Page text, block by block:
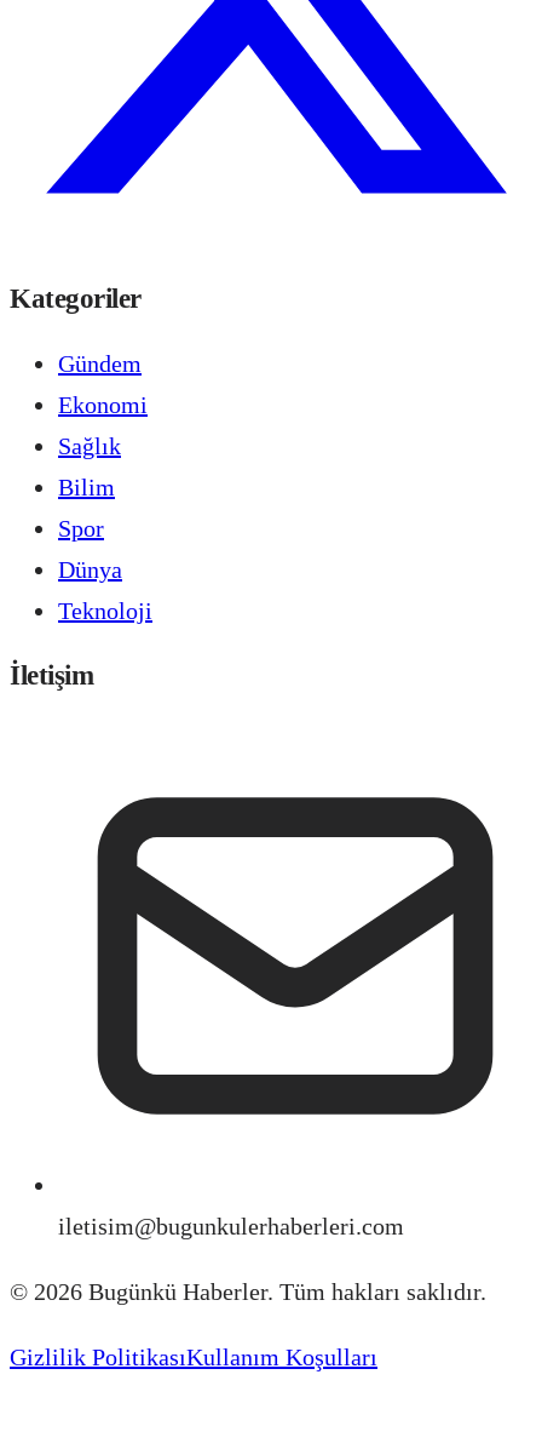
Kategoriler
Gündem
Ekonomi
Sağlık
Bilim
Spor
Dünya
Teknoloji
İletişim
iletisim@bugunkulerhaberleri.com
© 2026 Bugünkü Haberler. Tüm hakları saklıdır.
Gizlilik PolitikasıKullanım Koşulları